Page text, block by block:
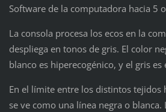
Software de la computadora hacia 5
La consola procesa los ecos en la
despliega en tonos de gris. El color
blanco es hiperecogénico, y el gris es
En el límite entre los distintos tejidos
se ve como una línea negra o blanca.